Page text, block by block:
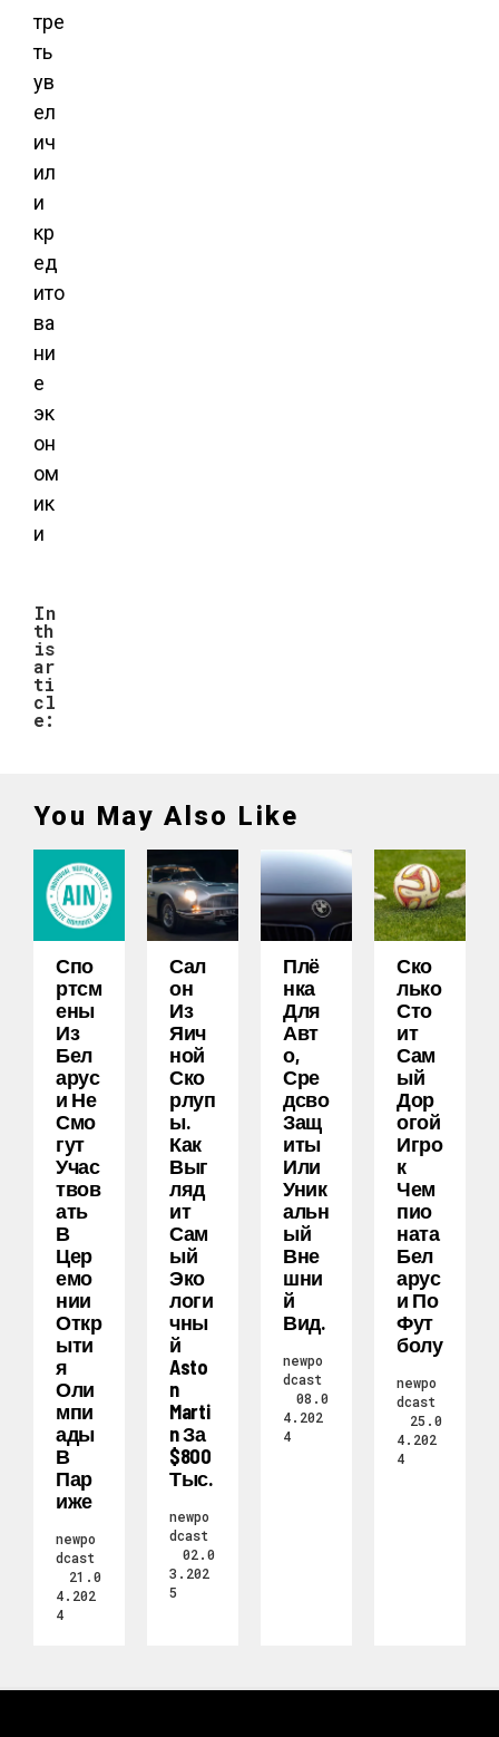
тре
ть
ув
ел
ич
ил
и
кр
ед
ито
ва
ни
е
эк
он
ом
ик
и
In
th
is
ar
ti
cl
e:
You May Also Like
Спо
Ртсм
Ены
Из
Бел
Арус
И Не
Смо
Гут
Учас
Твов
Ать
В
Цер
Емо
Нии
Откр
Ыти
Я
Оли
Мпи
Ады
В
Пар
Иже
newpo
dcast
21.0
4.202
4
Сал
Он
Из
Яич
Ной
Ско
Рлуп
Ы.
Как
Выг
Ляд
Ит
Сам
Ый
Эко
Логи
Чны
Й
Asto
N
Marti
N За
$800
Тыс.
newpo
dcast
02.0
3.202
5
Плё
Нка
Для
Авт
О,
Сре
Дсво
Защ
Иты
Или
Уник
Альн
Ый
Вне
Шни
Й
Вид.
newpo
dcast
08.0
4.202
4
Ско
Лько
Сто
Ит
Сам
Ый
Дор
Огой
Игро
К
Чем
Пио
Ната
Бел
Арус
И По
Фут
Болу
newpo
dcast
25.0
4.202
4